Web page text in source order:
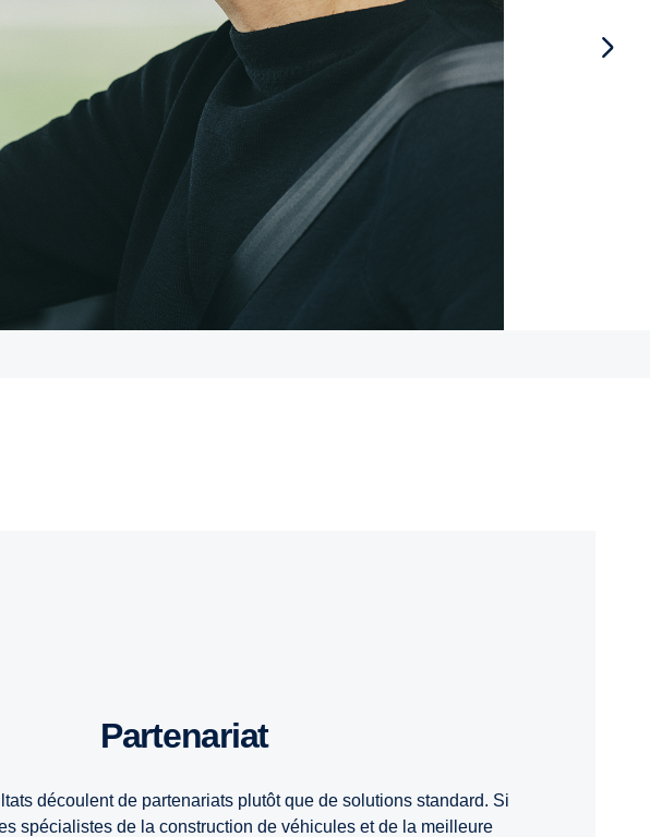
Partenariat
découlent de partenariats plutôt que de solutions standard. Si
spécialistes de la construction de véhicules et de la meilleure